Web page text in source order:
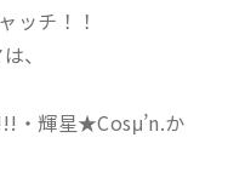
ッチ！！
、
・輝星★Cosμ’n.か